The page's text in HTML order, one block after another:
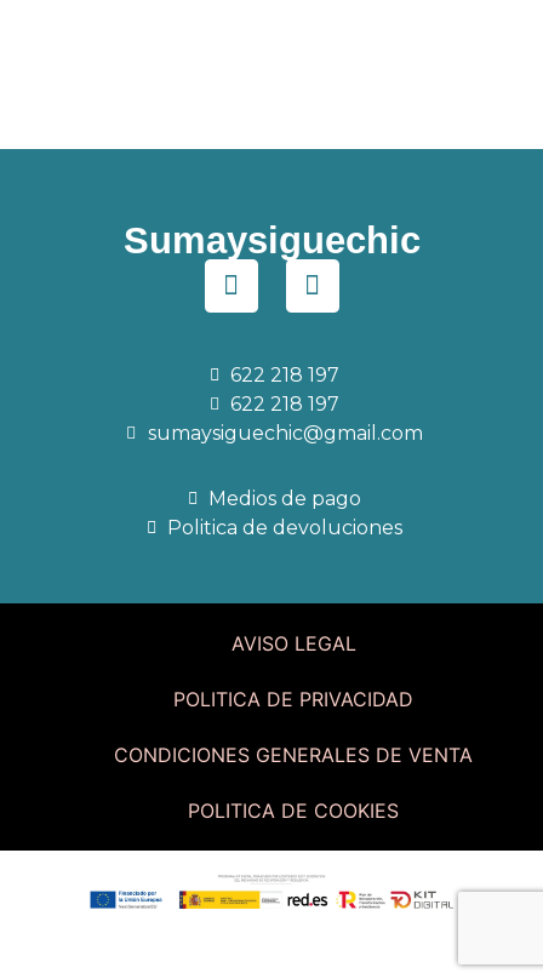
Sumaysiguechic
622 218 197
622 218 197
sumaysiguechic@gmail.com
Medios de pago
Politica de devoluciones
AVISO LEGAL
POLITICA DE PRIVACIDAD
CONDICIONES GENERALES DE VENTA
POLITICA DE COOKIES